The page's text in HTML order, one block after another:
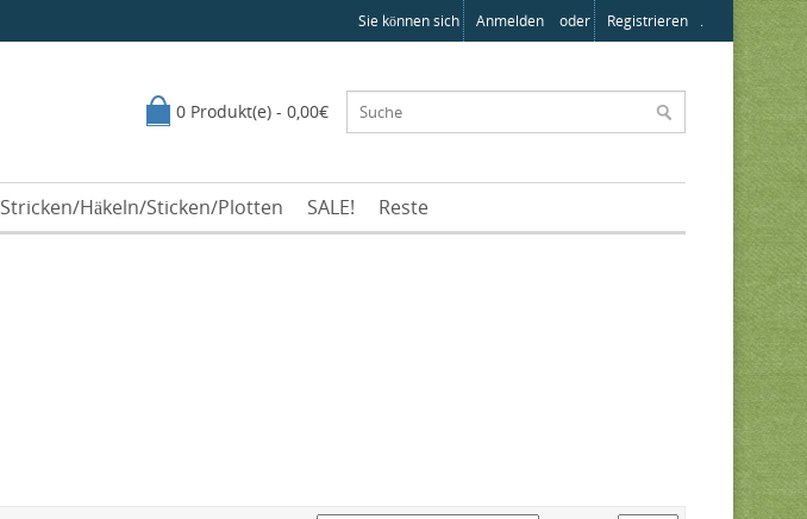
Sie können sich Anmelden oder Registrieren .
0 Produkt(e) - 0,00€
Stricken/Häkeln/Sticken/Plotten SALE! Reste